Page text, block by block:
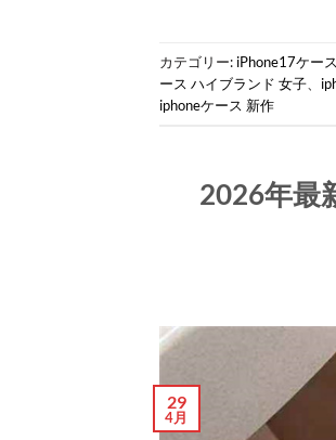
カテゴリー: iPhone17ケース
ース ハイブランド 女子
iphoneケース 新作
2026年最
29
4月